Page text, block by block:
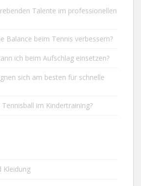
Talente im professionellen
Balance beim Tennis verbessern?
ich beim Aufschlag einsetzen?
sich am besten für schnelle
im Kindertraining?
Kleidung